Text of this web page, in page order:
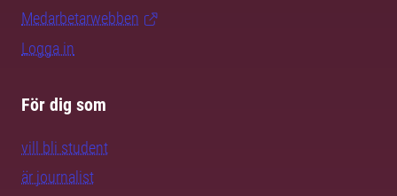
Medarbetarwebben
Logga in
För dig som
vill bli student
är journalist